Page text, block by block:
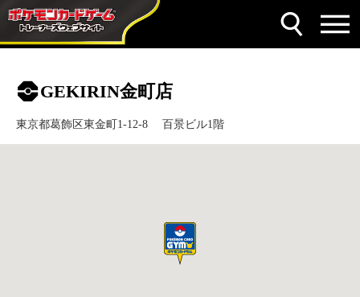
GEKIRIN金町店
東京都葛飾区東金町1-12-8 百景ビル1階